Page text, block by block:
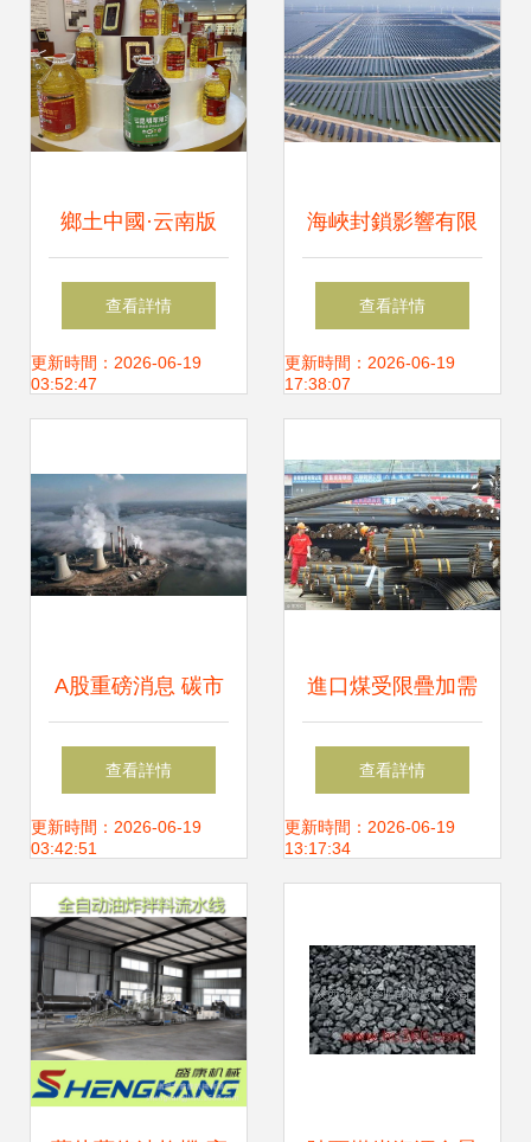
鄉土中國·云南版
金融助力振興鄉村
的羅平樣本
查看詳情
更新時間：2026-06-19
03:52:47
海峽封鎖影響有限
高志凱稱即便一滴
油進不來，中國靠
查看詳情
更新時間：2026-06-19
17:38:07
A股重磅消息 碳市
場上線交易啟動，
績優低估的最優電
力股及煤炭板塊全
解析
查看詳情
更新時間：2026-06-19
03:42:51
進口煤受限疊加需
求回暖，煤炭板塊
強勢領漲大宗商品
查看詳情
更新時間：2026-06-19
13:17:34